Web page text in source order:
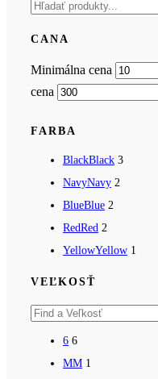
CANA
Minimálna cena
cena
FARBA
BlackBlack 3
NavyNavy 2
BlueBlue 2
RedRed 2
YellowYellow 1
VEĽKOSŤ
6 6
MM 1